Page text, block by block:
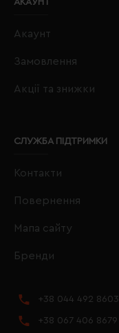
АКАУНТ
Акаунт
Замовлення
Акції та знижки
СЛУЖБА ПІДТРИМКИ
Контакти
Повернення
Мапа сайту
Бренди
+38 044 492 8603
+38 067 406 8679